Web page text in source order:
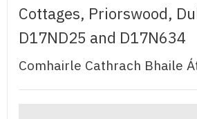
Cottages, Priorswood,
D17ND25 and D17N634
Comhairle Cathrach Bhaile